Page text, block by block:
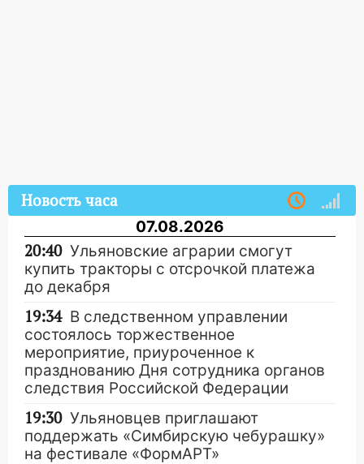
Новость часа
07.08.2026
20:40 Ульяновские аграрии смогут
купить тракторы с отсрочкой платежа
до декабря
19:34 В следственном управлении
состоялось торжественное
мероприятие, приуроченное к
празднованию Дня сотрудника органов
следствия Российской Федерации
19:30 Ульяновцев приглашают
поддержать «Симбирскую чебурашку»
на фестивале «ФормАРТ»